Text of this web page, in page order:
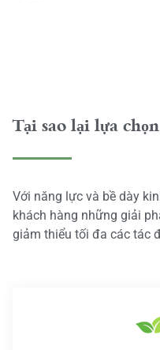
Tại sao lại lựa
Với năng lực và bề dày
khách hàng những giải
giảm thiểu tối đa các tác